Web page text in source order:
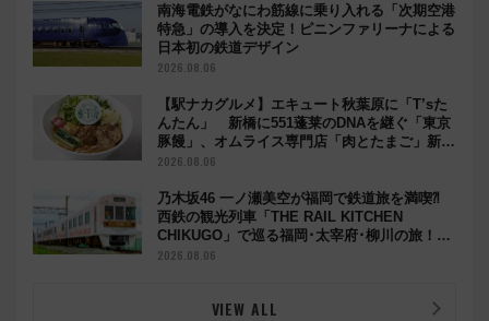
南海電鉄がなにわ筋線に乗り入れる「次期空港
特急」の導入を決定！ピニンファリーナによる
日本初の鉄道デザイン
2026.08.06
【駅ナカグルメ】エキュート秋葉原に「T’sた
んたん」 新橋に551蓬莱のDNAを継ぐ「東京
豚饅」、オムライス専門店「肉とたまご」新グ
ルメ続々登場！【2026年8月】
2026.08.06
乃木坂46 一ノ瀬美空が福岡で鉄道旅を満喫⁈
西鉄の観光列車「THE RAIL KITCHEN
CHIKUGO」で巡る福岡･太宰府･柳川の旅！
YouTubeが公開に
2026.08.06
VIEW ALL